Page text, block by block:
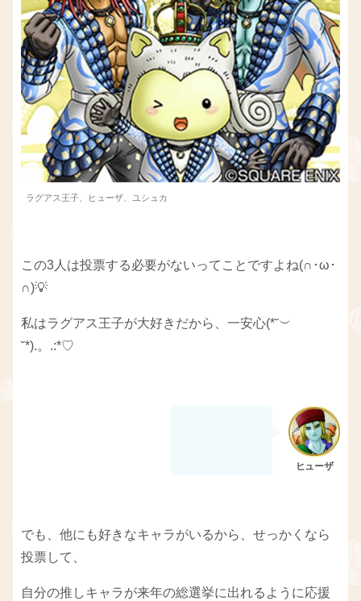
ラグアス王子、ヒューザ、ユシュカ
この3人は投票する必要がないってことですよね(∩･ω･
∩)💡
私はラグアス王子が大好きだから、一安心(*˘︶
˘*).。.:*♡
でも、他にも好きなキャラがいるから、せっかくなら
投票して、
自分の推しキャラが来年の総選挙に出れるように応援